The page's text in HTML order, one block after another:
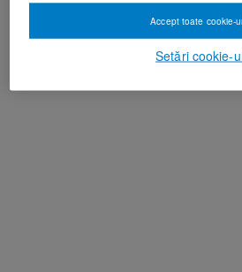
Setări cookie-
Accept toate cookie-